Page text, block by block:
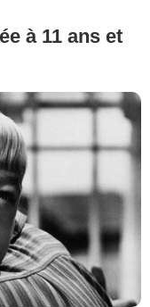
à 11 ans et